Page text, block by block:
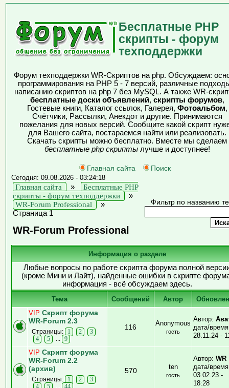
Бесплатные PHP
скрипты - форум
техподдержки
Форум техподдержки WR-Скриптов на php. Обсуждаем:
программирования на PHP 5 - 7 версий, различные
написанию скриптов на php 7 без MySQL. А также WR-
бесплатные доски объявлений, скрипты форумов,
Гостевые книги, Каталог ссылок, Галерея, Фотоальбом,
Счётчики, Рассылки, Анекдот и другие. Принимаются
пожелания для новых версий. Сообщите какой скрипт
для Вашего сайта, постараемся найти или реализовать.
Скачать скрипты можно бесплатно. Вместе мы сделаем
бесплатные php скриптылучше и доступнее!
Главная сайта Поиск
Сегодня: 09.08.2026 - 03:24:18
Главная сайта »
Бесплатные PHP
скрипты - форум техподдержки
»
WR-Forum Professional
»
Страница 1
WR-Forum Professional
Фильтр по названию
Информация о разделе
Любые вопросы по работе скрипта форума полной
(кроме Мини и Лайт), найденные ошибки в скрипте
информация - всё обсуждаем здесь.
Тема Cообщений Автор
VIP Скрипт форума
WR-Forum 2.3
Страницы: 1 2
3
4
5 9
116 Anonymous
гость
Автор:
дата/
28.11.24 -
VIP Скрипт форума
WR-Forum 2.2
(архив)
Страницы: 1 2
3
570 ten
гость
Автор: WR
дата/
03.02.23 -
18:28